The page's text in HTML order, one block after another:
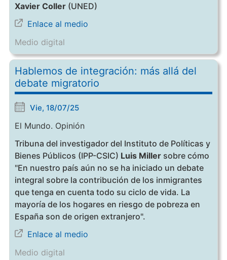
Xavier Coller(UNED)
Enlace al medio
Medio digital
Hablemos de integración: más allá del
debate migratorio
Vie, 18/07/25
El Mundo. Opinión
Tribuna del investigador del Instituto de Políticas y
Bienes Públicos (IPP-CSIC) Luis Millersobre cómo
"En nuestro país aún no se ha iniciado un debate
integral sobre la contribución de los inmigrantes
que tenga en cuenta todo su ciclo de vida. La
mayoría de los hogares en riesgo de pobreza en
España son de origen extranjero".
Enlace al medio
Medio digital